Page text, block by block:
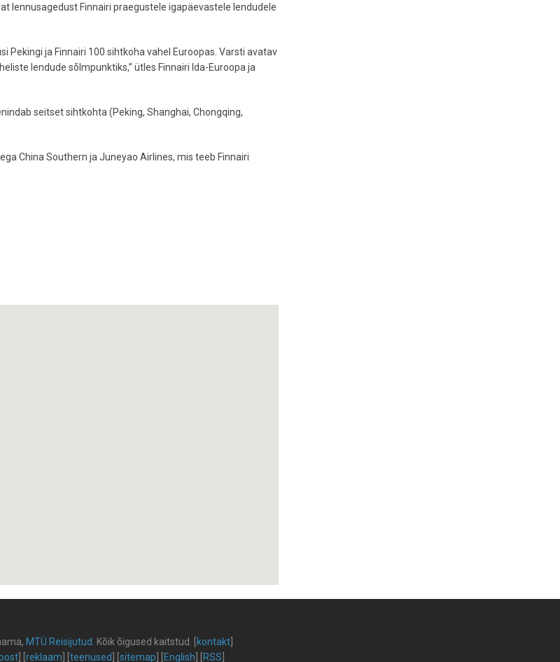
lennusagedust Finnairi praegustele igapäevastele lendudele
Pekingi ja Finnairi 100 sihtkoha vahel Euroopas. Varsti avatav
lendude sõlmpunktiks,” ütles Finnairi Ida-Euroopa ja
seitset sihtkohta (Peking, Shanghai, Chongqing,
China Southern ja Juneyao Airlines, mis teeb Finnairi
MTÜ Reisijutud Kõik õigused kaitstud kontakt
] [ reklaam teenused sitemap English RSS